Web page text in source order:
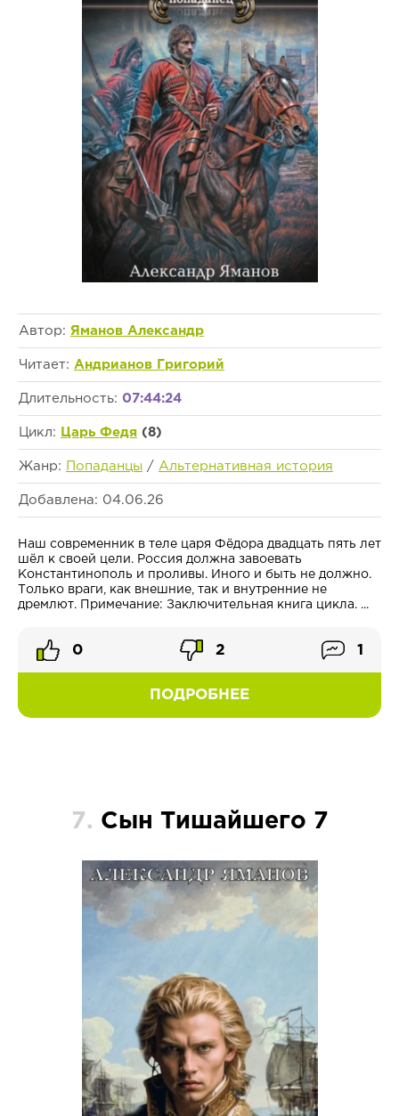
Автор: Яманов Александр
Читает: Андрианов Григорий
Длительность: 07:44:24
Цикл: Царь Федя (8)
Жанр: Попаданцы / Альтернативная история
Добавлена: 04.06.26
Наш современник в теле царя Фёдора двадцать пять лет
шёл к своей цели. Россия должна завоевать
Константинополь и проливы. Иного и быть не должно.
Только враги, как внешние, так и внутренние не
дремлют. Примечание: Заключительная книга цикла. ...
ПОДРОБНЕЕ
0 2 1
7. Сын Тишайшего 7